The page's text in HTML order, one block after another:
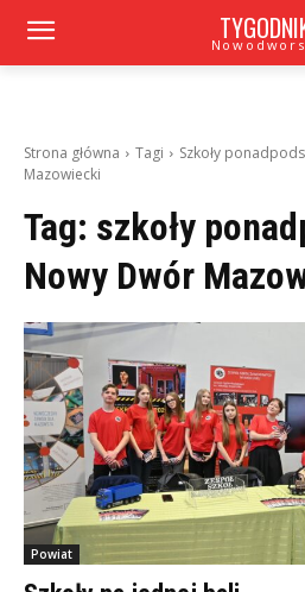
Strona główna Tagi
Szkoły
Mazowiecki
Tag: szkoły
Nowy Dwór
Powiat